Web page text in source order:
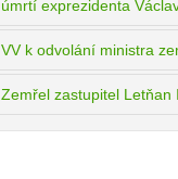
úmrtí exprezidenta
VV k odvolání ministra
Zemřel zastupitel Letňan